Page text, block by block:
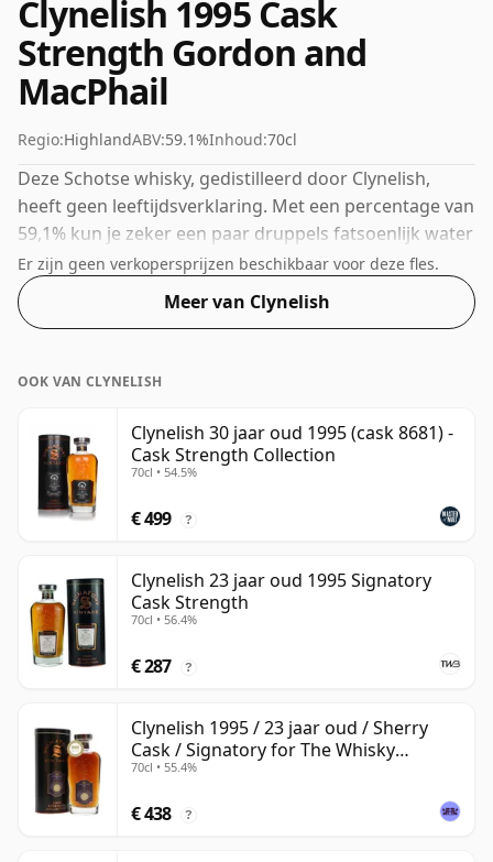
Clynelish 1995 Cask
Strength Gordon and
MacPhail
Regio:HighlandABV:59.1%Inhoud:70cl
Deze Schotse whisky, gedistilleerd door Clynelish,
heeft geen leeftijdsverklaring. Met een percentage van
59,1% kun je zeker een paar druppels fatsoenlijk water
aan deze whisky toevoegen om de textuur te
verbeteren en de geest te openen.
Er zijn geen verkopersprijzen beschikbaar voor deze fles.
Meer van Clynelish
OOK VAN CLYNELISH
Clynelish 30 jaar oud 1995 (cask 8681) -
Cask Strength Collection
70cl • 54.5%
€ 499 ?
Clynelish 23 jaar oud 1995 Signatory
Cask Strength
70cl • 56.4%
€ 287 ?
Clynelish 1995 / 23 jaar oud / Sherry
Cask / Signatory for The Whisky
Exchange
70cl • 55.4%
€ 438 ?